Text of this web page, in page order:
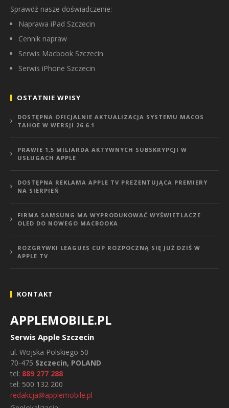
Sprawdź nasze doświadczenie:
Naprawa iPad Szczecin
Cennik napraw
Serwis Macbook Szczecin
Serwis iPhone Szczecin
OSTATNIE WPISY
DOSTĘPNA OFICJALNIE AKTUALIZACJA SYSTEMU MACOS
TAHOE W WERSJI 26.6.1
PRAWIE 1,5 MILIARDA AKTYWNYCH SUBSKRYPCJI W
USŁUGACH APPLE
DOSTĘPNA REKLAMA APPLE TV PREZENTUJĄCA PREMIERY
NA SIERPIEŃ
FIRMA SAMSUNG MA WYPRODUKOWAĆ WYŚWIETLACZE
OLED DO NOWEGO MACBOOKA
ROZGRYWKI LEAGUES CUP ROZPOCZNĄ SIĘ JUŻ DZIŚ W
APPLE TV
KONTAKT
APPLEMOBILE.PL
Serwis Apple Szczecin
ul. Wojska Polskiego 50
70-475 Szczecin, POLAND
tel: 889 277 288
tel: 500 132 200
redakcja@applemobile.pl